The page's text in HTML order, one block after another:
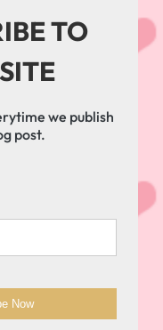
TO
we publish
post.